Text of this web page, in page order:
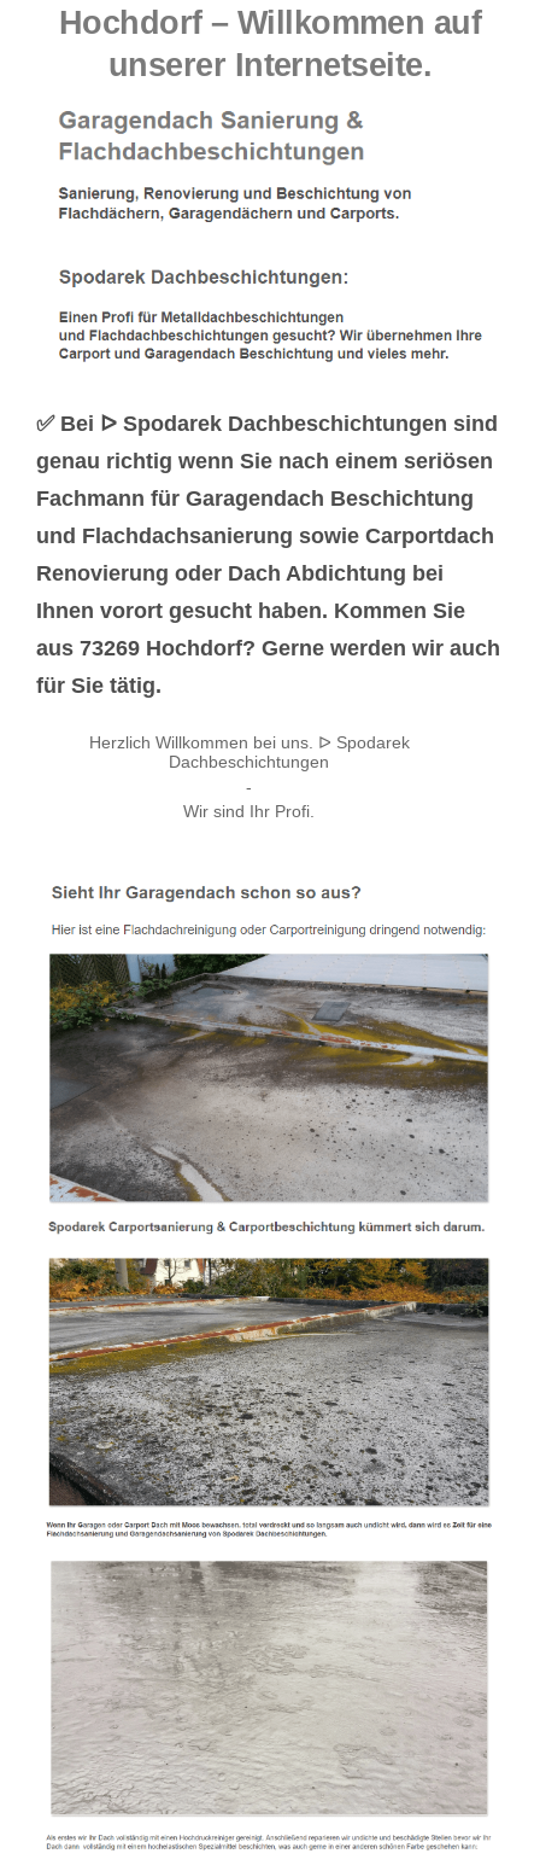
Hochdorf – Willkommen auf
unserer Internetseite.
✅ Bei ᐅ Spodarek Dachbeschichtungen sind
genau richtig wenn Sie nach einem seriösen
Fachmann für Garagendach Beschichtung
und Flachdachsanierung sowie Carportdach
Renovierung oder Dach Abdichtung bei
Ihnen vorort gesucht haben. Kommen Sie
aus 73269 Hochdorf? Gerne werden wir auch
für Sie tätig.
Herzlich Willkommen bei uns. ᐅ Spodarek
Dachbeschichtungen
-
Wir sind Ihr Profi.